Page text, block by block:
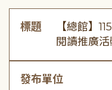
標題
【總館】
閱讀推廣
發布單位